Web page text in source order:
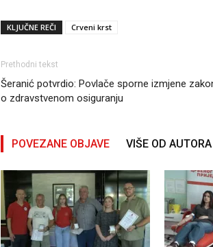
KLJUČNE REČI Crveni krst
Prethodni tekst
Šeranić potvrdio: Povlače sporne izmjene
o zdravstvenom osiguranju
POVEZANE OBJAVE VIŠE OD AUTORA